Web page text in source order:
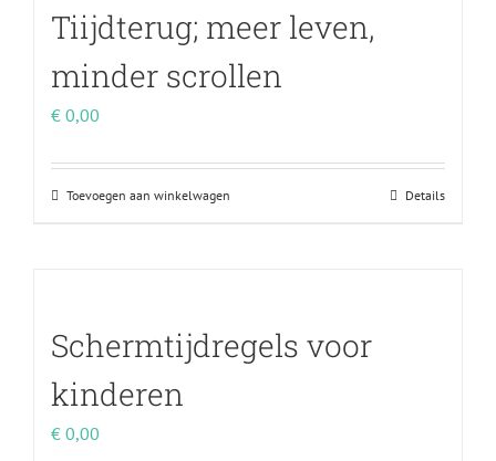
Tiijdterug; meer leven,
minder scrollen
€ 0,00
Toevoegen aan winkelwagen Details
Schermtijdregels voor
kinderen
€ 0,00